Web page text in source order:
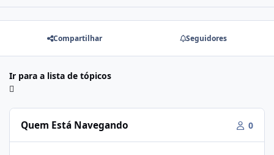
Compartilhar Seguidores
Ir para a lista de tópicos
Quem Está Navegando 0